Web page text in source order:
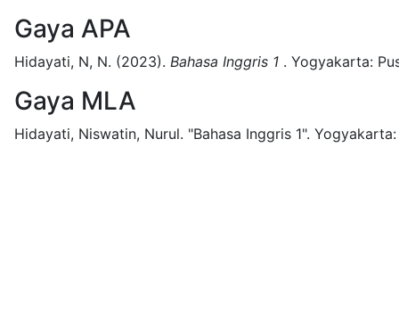
Gaya APA
Hidayati, N, N. (2023). Bahasa Inggris 1 . Yogyakarta:
Gaya MLA
Hidayati, Niswatin, Nurul. "Bahasa Inggris 1". Yogyakarta: